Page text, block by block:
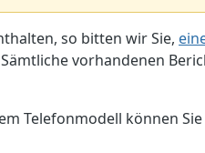
so bitten wir Sie,
vorhandenen
Telefonmodell können